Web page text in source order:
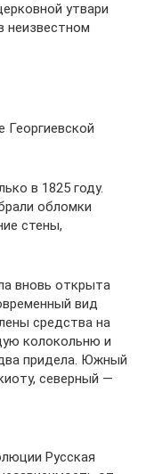
утвари
неизвестном
Георгиевской
в 1825 году.
обломки
стены,
вновь открыта
вид
средства на
колокольню и
придела. Южный
северный —
Русская